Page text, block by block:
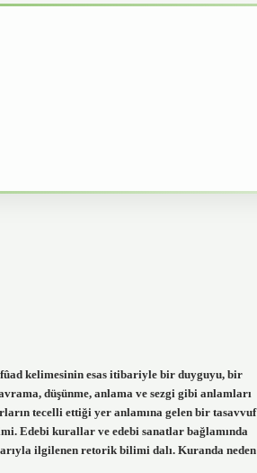
kelimesinin esas itibariyle bir duyguyu, bir
düşünme, anlama ve sezgi gibi anlamları
tecelli ettiği yer anlamına gelen bir tasavvuf
Edebi kurallar ve edebi sanatlar bağlamında
ilgilenen retorik bilimi dalı. Kuranda neden